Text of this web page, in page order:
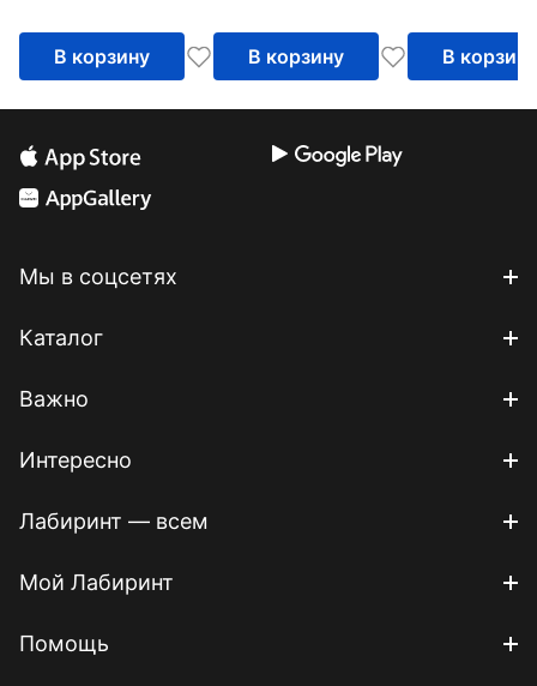
В корзину В корзину В корзину
Мы в соцсетях
Каталог
Важно
Интересно
Лабиринт — всем
Мой Лабиринт
Помощь